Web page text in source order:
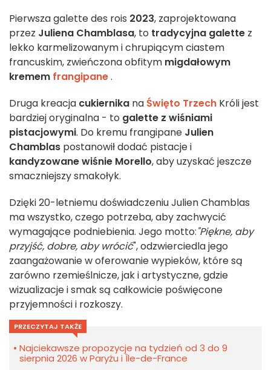
Pierwsza galette des rois 2023, zaprojektowana
przez Juliena Chamblasa, to tradycyjna galette z
lekko karmelizowanym i chrupiącym ciastem
francuskim, zwieńczona obfitym migdałowym
kremem frangipane.
Druga kreacja cukiernika na Święto Trzech Króli jest
bardziej oryginalna - to galette z wiśniami
pistacjowymi. Do kremu frangipane Julien
Chamblas postanowił dodać pistacje i
kandyzowane wiśnie Morello, aby uzyskać jeszcze
smaczniejszy smakołyk.
Dzięki 20-letniemu doświadczeniu Julien Chamblas
ma wszystko, czego potrzeba, aby zachwycić
wymagające podniebienia. Jego motto:"Piękne, aby
przyjść, dobre, aby wrócić", odzwierciedla jego
zaangażowanie w oferowanie wypieków, które są
zarówno rzemieślnicze, jak i artystyczne, gdzie
wizualizacje i smak są całkowicie poświęcone
przyjemności i rozkoszy.
PRZECZYTAJ TAKŻE
Najciekawsze propozycje na tydzień od 3 do 9
sierpnia 2026 w Paryżu i Île-de-France